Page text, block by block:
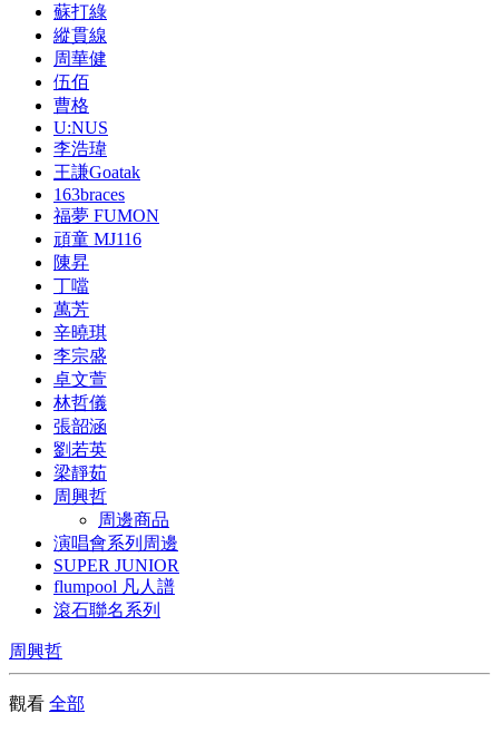
蘇打綠
縱貫線
周華健
伍佰
曹格
U:NUS
李浩瑋
王謙Goatak
163braces
福夢 FUMON
頑童 MJ116
陳昇
丁噹
萬芳
辛曉琪
李宗盛
卓文萱
林哲儀
張韶涵
劉若英
梁靜茹
周興哲
周邊商品
演唱會系列周邊
SUPER JUNIOR
flumpool 凡人譜
滾石聯名系列
周興哲
觀看 全部